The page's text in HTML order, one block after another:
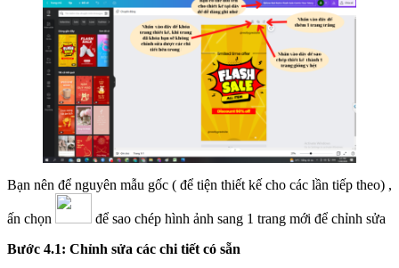
Bạn nên để nguyên mẫu gốc ( để tiện thiết kế cho các lần tiếp theo) ,
ấn chọn
để sao chép hình ảnh sang 1 trang mới để chỉnh sửa
Bước 4.1: Chỉnh sửa các chi tiết có sẵn